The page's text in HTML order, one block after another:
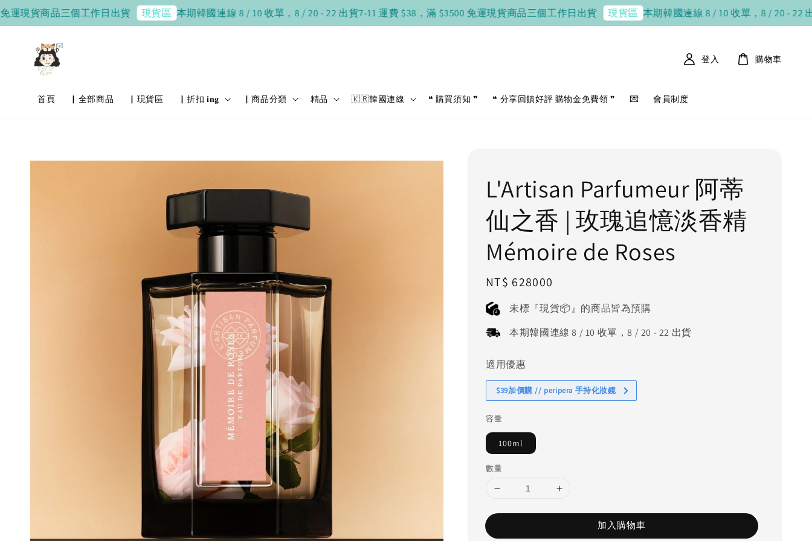
貨商品三個工作日出貨 現貨區 本期韓國連線 8 / 10 收單，8 / 20 - 22 出貨7-11 運費 $38，滿 $3500 免運現貨商品三個工作日出貨 現貨區 本期韓國連線 8 / 10 收單，8 / 20 - 22 出貨
首頁 ▏全部商品 ▏現貨區 ▏折扣 𝐢𝐧𝐠 ▏商品分類 精品 🇰🇷韓國連線 ❝ 購買須知 ❞ ❝ 分享回饋好評 購物金免費領 ❞ 💌 會員制度
登入 購物車
L'Artisan Parfumeur 阿蒂
仙之香 | 玫瑰追憶淡香精
Mémoire de Roses
Regular
price
NT$ 628000
未標『現貨📦』的商品皆為預購
本期韓國連線 8 / 10 收單，8 / 20 - 22 出貨
適用優惠
$39加價購 // peripera 手持化妝鏡
容量
100ml
數量
加入購物車